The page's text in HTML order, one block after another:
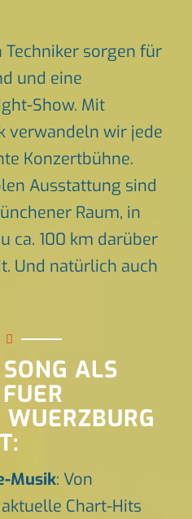
sorgen für
und eine
Show. Mit
verwandeln wir jede
Konzertbühne.
Ausstattung sind
Raum, in
ca. 100 km darüber
Und natürlich auch
ALS
Musik: Von
aktuelle Chart-Hits